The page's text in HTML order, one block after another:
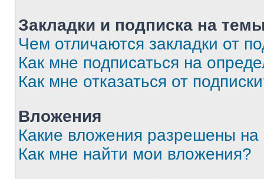
Закладки и подписка на
Чем отличаются закладки от
Как мне подписаться на
Как мне отказаться от
Вложения
Какие вложения разрешены
Как мне найти мои вложения?